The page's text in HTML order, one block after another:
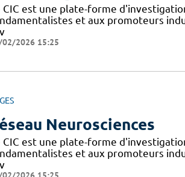
CIC est une plate-forme
et aux promoteurs
02/2026 15:25
Neurosciences
CIC est une plate-forme
et aux promoteurs